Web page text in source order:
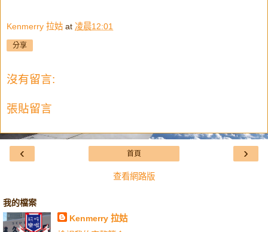
Kenmerry 拉姑 at 凌晨12:01
分享
沒有留言:
張貼留言
‹ ›
首頁
查看網路版
我的檔案
Kenmerry 拉姑